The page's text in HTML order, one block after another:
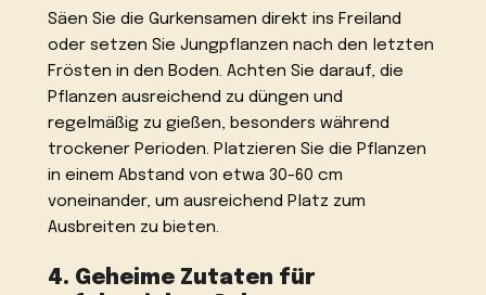
Säen Sie die Gurkensamen direkt ins Freiland
oder setzen Sie Jungpflanzen nach den letzten
Frösten in den Boden. Achten Sie darauf, die
Pflanzen ausreichend zu düngen und
regelmäßig zu gießen, besonders während
trockener Perioden. Platzieren Sie die Pflanzen
in einem Abstand von etwa 30-60 cm
voneinander, um ausreichend Platz zum
Ausbreiten zu bieten.
4. Geheime Zutaten für